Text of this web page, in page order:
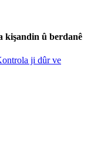
kişandin û berdanê
ji dûr ve